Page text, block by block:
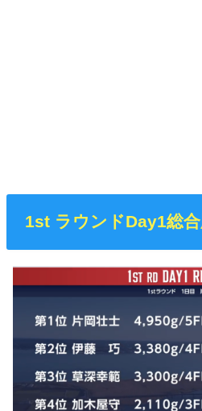
1st ラウンドDay1総